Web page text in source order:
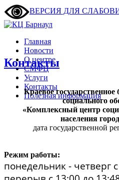
ВЕРСИЯ ДЛЯ
Главная
Новости
О центре
СМФЦ
Услуги
Контакты
Полезная информация
Контакты
Краевое
социального
«Комплексный центр
населения
дата государственной
Режим работы:
понедельник - четверг